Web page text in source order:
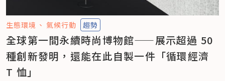
生態環境 氣候行動 趨勢
全球第一間永續時尚博物館——展示超過 50
種創新發明，還能在此自製一件「循環經濟
T 恤」